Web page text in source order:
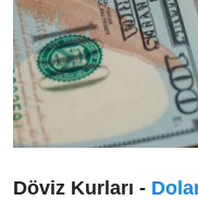
Döviz Kurları -